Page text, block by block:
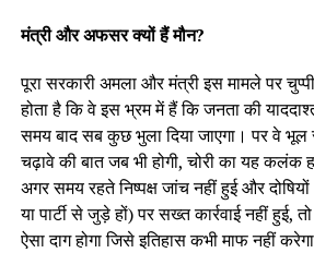
मंत्री और अफसर क्यों हैं मौन?
पूरा सरकारी अमला और मंत्री इस मामले पर
होता है कि वे इस भ्रम में हैं कि जनता की
समय बाद सब कुछ भुला दिया जाएगा। पर वे भूल
चढ़ावे की बात जब भी होगी, चोरी का यह कलंक
अगर समय रहते निष्पक्ष जांच नहीं हुई और
या पार्टी से जुड़े हों) पर सख्त कार्रवाई नहीं हुई,
ऐसा दाग होगा जिसे इतिहास कभी माफ नहीं